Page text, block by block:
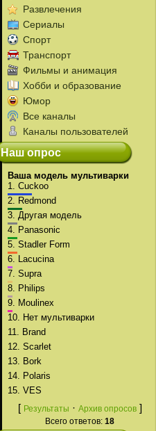
Развлечения
Сериалы
Спорт
Транспорт
Фильмы и анимация
Хобби и образование
Юмор
Все каналы
Каналы пользователей
Наш опрос
Ваша модель мультиварки
1. Cuckoo
2.
Redmond
3. Другая модель
4.
Panasonic
5. Stadler Form
6.
Lacucina
7. Supra
8.
Philips
9.
Moulinex
10.
Нет мультиварки
11.
Brand
12. Scarlet
13.
Bork
14.
Polaris
15. VES
[ Результаты · Архив опросов]
Всего ответов: 18